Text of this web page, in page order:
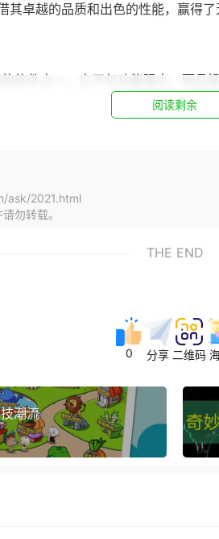
其卓越的品质和出色的性能，赢得
软件之一，它不仅功能强大，而且
帮手，它让我在繁忙的工作之余，
它背后有着严谨的研发团队和丰富的
办公效率。在了解到【奇妙软件】
率得到了显著提升，公司整体运营状
阅读剩余
ask/2021.html
勿转载。
THE END
0 分享 二维码
潮流